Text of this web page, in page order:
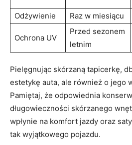
Odżywienie
Raz w miesiącu
Ochrona UV
Przed sezonem
letnim
Pielęgnując skórzaną tapicerkę,
estetykę auta, ale również o jego
Pamiętaj, że odpowiednia
długowieczności skórzanego
wpłynie na komfort jazdy oraz
tak wyjątkowego pojazdu.